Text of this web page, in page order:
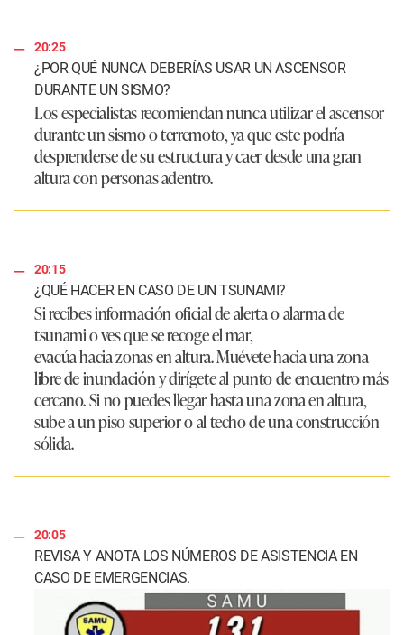
20:25
¿POR QUÉ NUNCA DEBERÍAS USAR UN ASCENSOR
DURANTE UN SISMO?
Los especialistas recomiendan nunca utilizar el ascensor
durante un sismo o terremoto, ya que este podría
desprenderse de su estructura y caer desde una gran
altura con personas adentro.
20:15
¿QUÉ HACER EN CASO DE UN TSUNAMI?
Si recibes información oficial de alerta o alarma de
tsunami o ves que se recoge el mar,
evacúa hacia zonas en altura. Muévete hacia una zona
libre de inundación y dirígete al punto de encuentro más
cercano. Si no puedes llegar hasta una zona en altura,
sube a un piso superior o al techo de una construcción
sólida.
20:05
REVISA Y ANOTA LOS NÚMEROS DE ASISTENCIA EN
CASO DE EMERGENCIAS.